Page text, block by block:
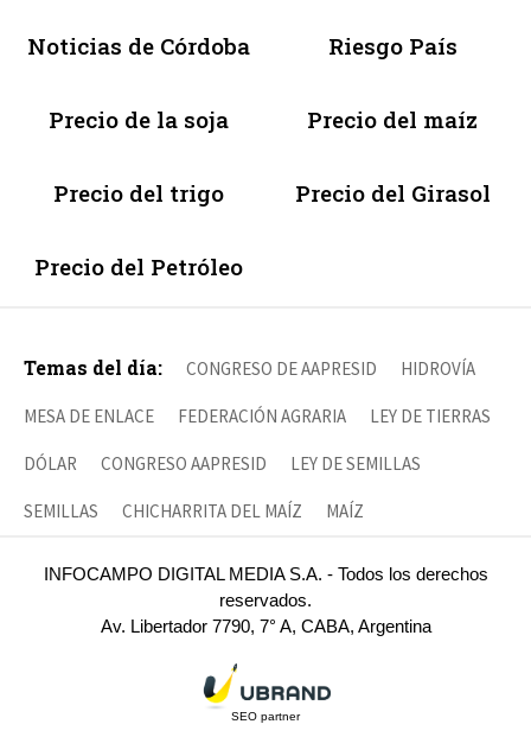
Noticias de Córdoba Riesgo País
Precio de la soja Precio del maíz
Precio del trigo Precio del Girasol
Precio del Petróleo
Temas del día: CONGRESO DE AAPRESID HIDROVÍA
MESA DE ENLACE FEDERACIÓN AGRARIA LEY DE TIERRAS
DÓLAR CONGRESO AAPRESID LEY DE SEMILLAS
SEMILLAS CHICHARRITA DEL MAÍZ MAÍZ
INFOCAMPO DIGITAL MEDIA S.A. - Todos los derechos
reservados.
Av. Libertador 7790, 7° A, CABA, Argentina
SEO partner